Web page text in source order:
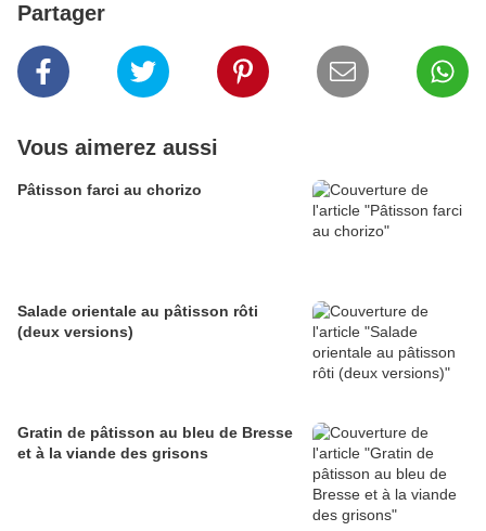
Partager
Vous aimerez aussi
Pâtisson farci au chorizo
Salade orientale au pâtisson rôti
(deux versions)
Gratin de pâtisson au bleu de Bresse
et à la viande des grisons